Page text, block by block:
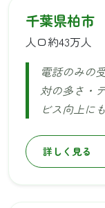
千葉県柏市
人口約43万人
電話のみの
対の多さ・
ビス向上に
詳しく見る